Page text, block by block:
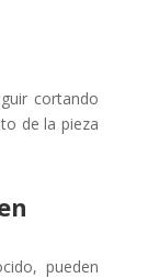
cortando
de la pieza
pueden